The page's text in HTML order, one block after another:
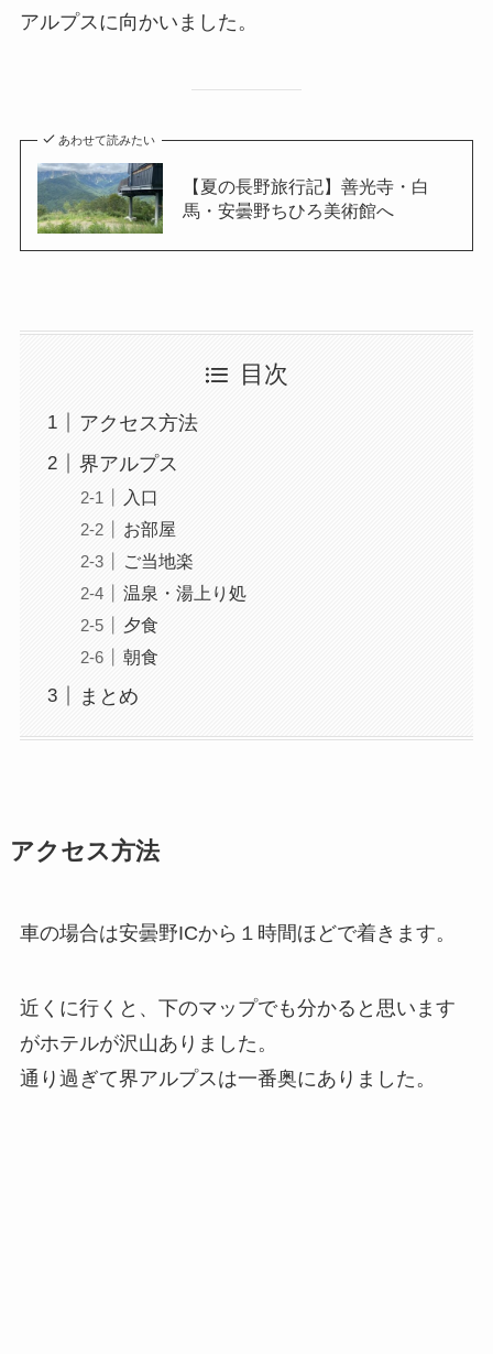
アルプスに向かいました。
あわせて読みたい
【夏の長野旅行記】善光寺・白
馬・安曇野ちひろ美術館へ
目次
アクセス方法
界アルプス
入口
お部屋
ご当地楽
温泉・湯上り処
夕食
朝食
まとめ
アクセス方法
車の場合は安曇野ICから１時間ほどで着きます。
近くに行くと、下のマップでも分かると思います
がホテルが沢山ありました。
通り過ぎて界アルプスは一番奥にありました。